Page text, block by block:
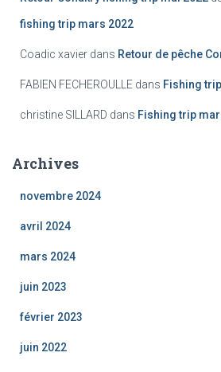
fishing trip mars 2022
Coadic xavier dans Retour de pêche
FABIEN FECHEROULLE dans Fishing
christine SILLARD dans Fishing trip
Archives
novembre 2024
avril 2024
mars 2024
juin 2023
février 2023
juin 2022